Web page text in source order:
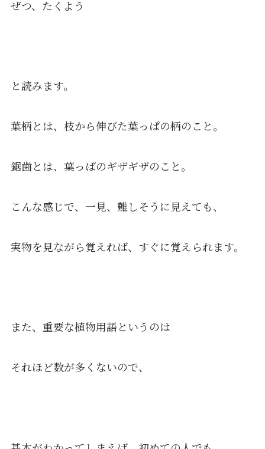
ぜつ、たくよう
と読みます。
葉柄とは、枝から伸びた葉っぱの柄のこと。
鋸歯とは、葉っぱのギザギザのこと。
こんな感じで、一見、難しそうに見えても、
実物を見ながら覚えれば、すぐに覚えられます。
また、重要な植物用語というのは
それほど数が多くないので、